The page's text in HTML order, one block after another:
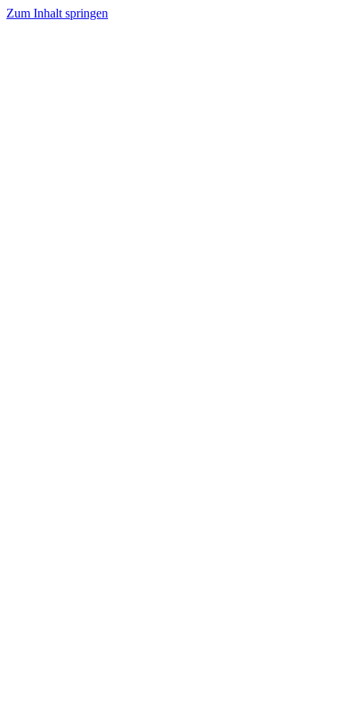
Zum Inhalt springen